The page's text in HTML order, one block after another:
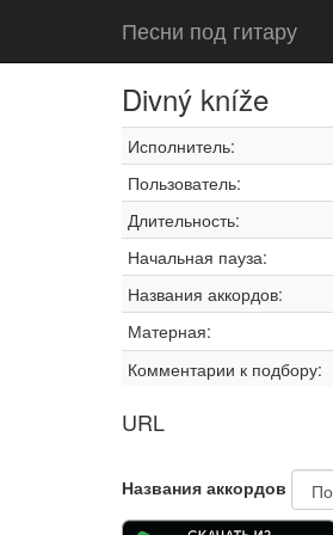
Песни под гитару
Divný kníže
Исполнитель:
Пользователь:
Длительность:
Начальная пауза:
Названия аккордов:
Матерная:
Комментарии к подбору:
URL
Названия аккордов